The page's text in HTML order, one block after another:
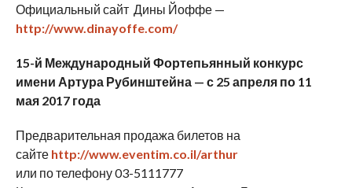
Официальный сайт Дины Йоффе —
http://www.dinayoffe.com/
15-й Международный Фортепьянный конкурс
имени Артура Рубинштейна — с 25 апреля по 11
мая 2017 года
Предварительная продажа билетов на
сайте http://www.eventim.co.il/arthur
или по телефону 03-5111777